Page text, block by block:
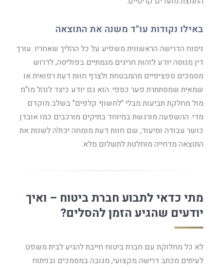
באילו נקודות עו"ד משנה את התוצאה
ניסוח הדרישה הראשונית משפיע על כל ההליך שאחריו. עורך
דין מנוסה יודע לזהות חריגים מגמתיים בפוליסה, לדרוש
מסמכים ספציפיים מהמבטחת ולצרף חוות דעת רפואית או
שמאית שמסתתרת פער כספי. הוא גם יודע כיצד לנהל מו"מ
מול מחלקת תביעות מבלי "לחשוף קלפים" בשלב מוקדם
מדי. ההשפעה מורגשת במיוחד בתיקים מורכבים כמו אובדן
כושר עבודה וסיעוד, שם חוות דעת מומחה יכולה לשנות את
התוצאה מדחייה מוחלטת לתשלום מלא.
מתי כדאי לתבוע חברת ביטוח – ואיך
יודעים שהגיע הזמן להסלים?
לא כל מחלוקת עם חברת ביטוח חייבת להגיע לבית משפט.
לעיתים מכתב דרישה מקצועי, מגובה במסמכים ובניתוח